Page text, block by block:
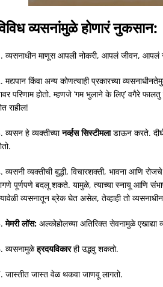
व्यसनांमुळे होणारं नुकसान:
व्यसनाधीन माणूस आपली नोकरी, आपलं जीवन, आपलं
मद्यपान किंवा अन्य कोणत्याही प्रकारच्या
परिणाम होतो. म्हणजे ‘गम भुलाने के लिए’ वगैरे
राहील!
व्यसन हे व्यक्तीच्यानर्व्हस सिस्टीमलाडाऊन करते.
व्यसनी व्यक्तीची बुद्धी, विचारशक्ती, भावना आणि
पूर्णपणे बदलू शकते. यामुळे, त्याच्या स्नायू आणि
व्यसनातून ब्रेक घेत असेल, तेव्हाही तो
मेमरी लॉस: अल्कोहोलच्या अतिरिक्त सेवनामुळे एखाद्या
व्यसनामुळेह्रदयविकारही उद्भवु शकतो.
जास्तीत जास्त वेळ थकवा जाणवू लागतो.